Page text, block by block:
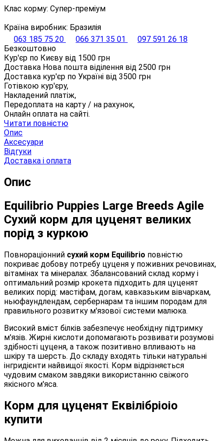
Клас корму: Супер-преміум
Країна виробник: Бразилія
063 185 75 20
066 371 35 01
097 591 26 18
Безкоштовно
Кур'єр по Києву від 1500 грн
Доставка Нова пошта віділення від 2500 грн
Доставка кур'єр по Україні від 3500 грн
Готівкою кур'єру,
Накладений платіж,
Передоплата на карту / на рахунок,
Онлайн оплата на сайті.
Читати повністю
Опис
Аксесуари
Відгуки
Доставка і оплата
Опис
Equilibrio Puppies Large Breeds Agile
Сухий корм для цуценят великих
порід з куркою
Повнораціонний сухий корм Equilibrio повністю
покриває добову потребу цуценя у поживних речовинах,
вітамінах та мінералах. Збалансований склад корму і
оптимальний розмір крокета підходить для цуценят
великих порід: мастіфам, догам, кавказьким вівчаркам,
ньюфаундлендам, сербернарам та іншим породам для
правильного розвитку м'язової системи малюка.
Високий вміст білків забезпечує необхідну підтримку
м'язів. Жирні кислоти допомагають розвивати розумові
здібності цуценя, а також позитивно впливають на
шкіру та шерсть. До складу входять тільки натуральні
інгридієнти найвищої якості. Корм відрізняється
чудовим смаком завдяки використанню свіжого
якісного м'яса.
Корм для цуценят Еквілібріоіо
купити